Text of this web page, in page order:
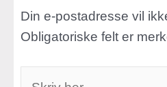
Din e-postadresse vil
Obligatoriske felt er